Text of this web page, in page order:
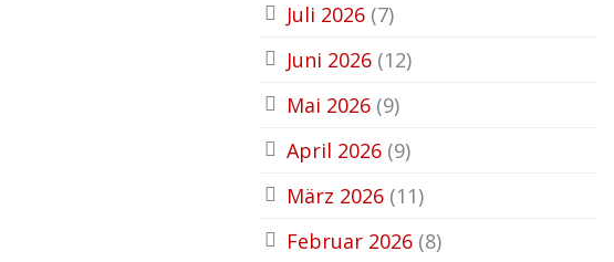
Juli 2026 (7)
Juni 2026 (12)
Mai 2026 (9)
April 2026 (9)
März 2026 (11)
Februar 2026 (8)